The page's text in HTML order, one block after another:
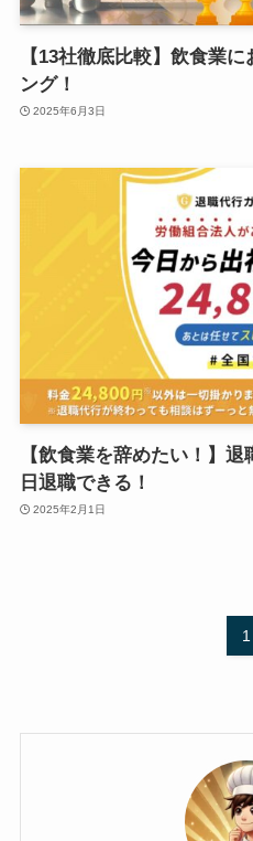
【13社徹底比較】飲食業
ング！
2025年6月3日
【飲食業を辞めたい！】
日退職できる！
2025年2月1日
1